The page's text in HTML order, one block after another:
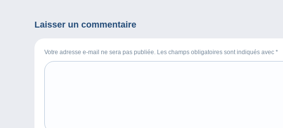
Laisser un commentaire
Votre adresse e-mail ne sera pas publiée. Les champs obligatoires sont indiqués avec *